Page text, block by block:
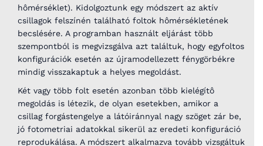
hômérséklet). Kidolgoztunk egy módszert az aktív
csillagok felszínén található foltok hômérsékletének
becslésére. A programban használt eljárást több
szempontból is megvizsgálva azt találtuk, hogy egyfoltos
konfigurációk esetén az újramodellezett fénygörbékre
mindig visszakaptuk a helyes megoldást.
Két vagy több folt esetén azonban több kielégítô
megoldás is létezik, de olyan esetekben, amikor a
csillag forgástengelye a látóiránnyal nagy szöget zár be,
jó fotometriai adatokkal sikerül az eredeti konfiguráció
reprodukálása. A módszert alkalmazva tovább vizsgáltuk